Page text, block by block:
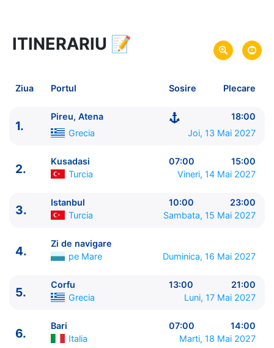
10 zile vacanta de croaziera in
Marea Mediterana de Est si Turcia -
link oferta
Plecare pe 13 Mai 2027 din Pireu, Atena, Grecia
MSC Cruises
Ziua | Portul | Sosire - Plecare
----------------------------------------
ITINERARIU 📝
Ziua Portul Sosire Plecare
1.
Pireu, Atena
18:00
Grecia
Joi, 13 Mai 2027
2.
Kusadasi 07:00
15:00
Turcia
Vineri, 14 Mai 2027
3.
Istanbul 10:00
23:00
Turcia
Sambata, 15 Mai 2027
4.
Zi de navigare
pe Mare
Duminica, 16 Mai 2027
5.
Corfu 13:00
21:00
Grecia
Luni, 17 Mai 2027
6.
Bari 07:00
14:00
Italia
Marti, 18 Mai 2027